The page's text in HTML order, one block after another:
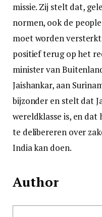
missie. Zij stelt dat,
normen, ook de
moet worden
positief terug op het
minister van
Jaishankar, aan
bijzonder en stelt dat
wereldklasse is, en
te delibereren over
India kan doen.
Author